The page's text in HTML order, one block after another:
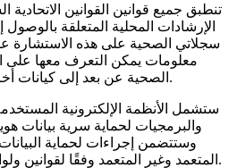
تنطبق جميع قوانين القوانين الاتحادية
الإرشادات المحلية المتعلقة
سجلاتي الصحية على هذه الاستشارة
معلومات يمكن التعرف معها
الصحية عن بعد إلى كيانات أخرى دون موافقتي الشخصية.
ستشمل الأنظمة الإلكترونية
والبرمجيات لحماية سرية بيانات
وستتضمن إجراءات لحماية
المتعمد وغير المتعمد وفقًا لقوانين ولوائح الإمارات العربية المتحدة.